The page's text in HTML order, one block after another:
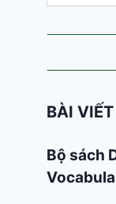
danh
mục
BÀI VIẾT
Bộ sách